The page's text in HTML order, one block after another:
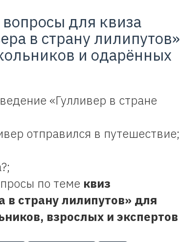
для квиза
в страну лилипутов»
и одарённых
«Гулливер в стране
отправился в путешествие;
по теме квиз
в страну лилипутов» для
взрослых и экспертов